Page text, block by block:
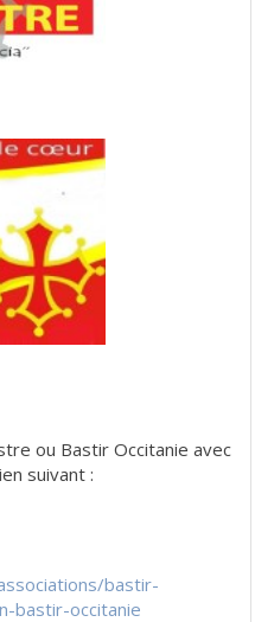
ou Bastir Occitanie avec
suivant :
bastir-
bastir-occitanie